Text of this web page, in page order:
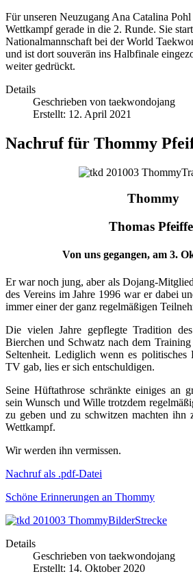
Für unseren Neuzugang Ana Catalina
Wettkampf gerade in die 2. Runde. Sie
Nationalmannschaft bei der World
und ist dort souverän ins Halbfinale
weiter gedrückt.
Details
Geschrieben von taekwondojang
Erstellt: 12. April 2021
Nachruf für Thommy
Thommy
Thomas
Von uns gegangen, am 3.
Er war noch jung, aber als Dojang-
des Vereins im Jahre 1996 war er dabei
immer einer der ganz regelmäßigen
Die vielen Jahre gepflegte Tradition
Bierchen und Schwatz nach dem
Seltenheit. Lediglich wenn es
TV gab, lies er sich entschuldigen.
Seine Hüftathrose schränkte einiges an
sein Wunsch und Wille trotzdem
zu geben und zu schwitzen machten ihn
Wettkampf.
Wir werden ihn vermissen.
Nachruf als .pdf-Datei
Schöne Erinnerungen an Thommy
Details
Geschrieben von taekwondojang
Erstellt: 14. Oktober 2020